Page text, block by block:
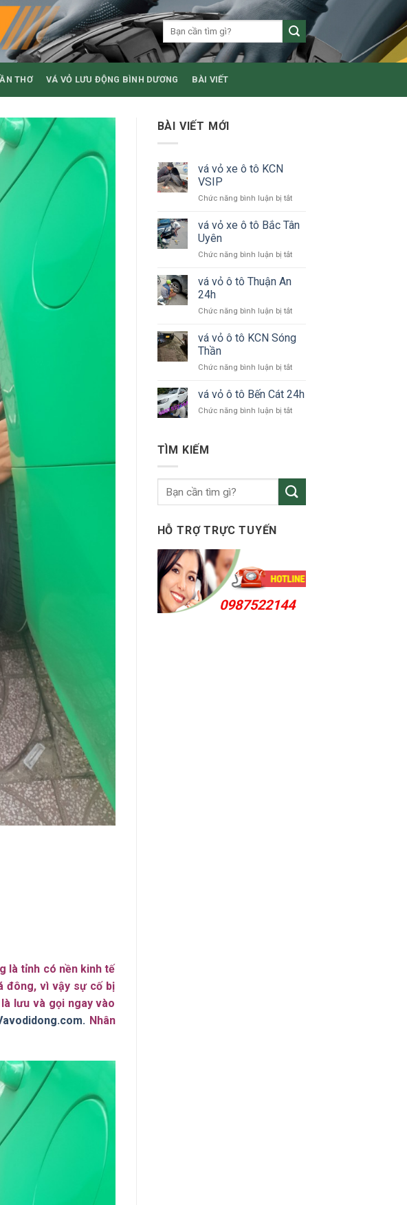
THƠ VÁ VỎ LƯU ĐỘNG BÌNH DƯƠNG BÀI VIẾT
là tỉnh có nền kinh tế
đông, vì vậy sự cố bị
lưu và gọi ngay vào
Nhân
BÀI VIẾT MỚI
vá vỏ xe ô tô KCN
VSIP
Chức năng bình luận bị tắtở
vỏ
tô
vá vỏ xe ô tô Bắc Tân
Uyên
Chức năng bình luận bị tắtở
tô
Tân
vá vỏ ô tô Thuận An
24h
Chức năng bình luận bị tắtở
ô
Thuận
24h
vá vỏ ô tô KCN Sóng
Thần
Chức năng bình luận bị tắtở
vỏ
tô
vá vỏ ô tô Bến Cát 24h
Chức năng bình luận bị tắtở
Cát
24h
TÌM KIẾM
HỖ TRỢ TRỰC TUYẾN
0987522144